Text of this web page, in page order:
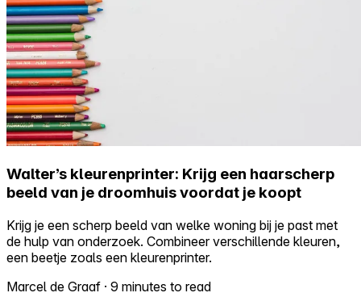
Walter’s kleurenprinter: Krijg een haarscherp
beeld van je droomhuis voordat je koopt
Krijg je een scherp beeld van welke woning bij je past met
de hulp van onderzoek. Combineer verschillende kleuren,
een beetje zoals een kleurenprinter.
Marcel de Graaf · 9 minutes to read